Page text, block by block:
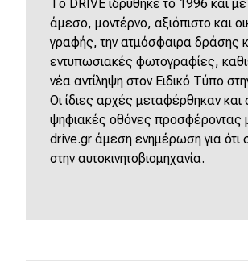
eDRIVE
DRIVE USED
Το DRIVE ιδρύθηκε το 1996 και με
άμεσο, μοντέρνο, αξιόπιστο και
γραφής, την ατμόσφαιρα δράσης
εντυπωσιακές φωτογραφίες,
νέα αντίληψη στον Ειδικό Τύπο
Οι ίδιες αρχές μεταφέρθηκαν και
ψηφιακές οθόνες προσφέροντας
drive.gr άμεση ενημέρωση για ότι
στην αυτοκινητοβιομηχανία.